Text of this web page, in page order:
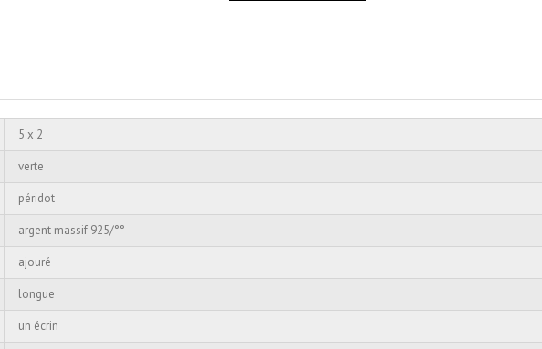
5 x 2
verte
péridot
argent massif 925/°°
ajouré
longue
un écrin